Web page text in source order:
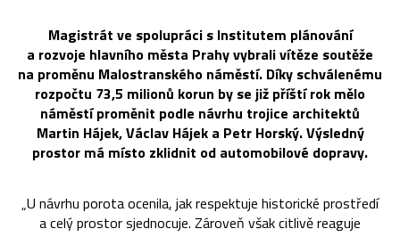
Magistrát ve spolupráci s Institutem plánování
a rozvoje hlavního města Prahy vybrali vítěze soutěže
na proměnu Malostranského náměstí. Díky schválenému
rozpočtu 73,5 milionů korun by se již příští rok mělo
náměstí proměnit podle návrhu trojice architektů
Martin Hájek, Václav Hájek a Petr Horský. Výsledný
prostor má místo zklidnit od automobilové dopravy.
„U návrhu porota ocenila, jak respektuje historické prostředí
a celý prostor sjednocuje. Zároveň však citlivě reaguje